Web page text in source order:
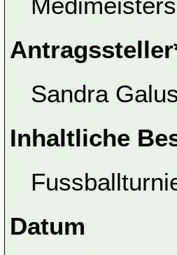
Sandra
Inhaltliche
Datum